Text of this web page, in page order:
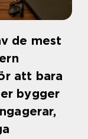
de mest
att bara
bygger